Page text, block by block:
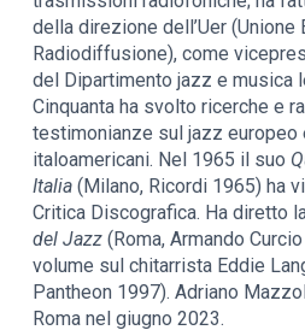
della direzione dell’Uer (Unione
Radiodiffusione), come
del Dipartimento jazz e musica
Cinquanta ha svolto ricerche e
testimonianze sul jazz
italoamericani. Nel 1965 il suo
Italia (Milano, Ricordi 1965) ha
Critica Discografica. Ha diretto
del Jazz (Roma, Armando
volume sul chitarrista Eddie
Pantheon 1997). Adriano
Roma nel giugno 2023.